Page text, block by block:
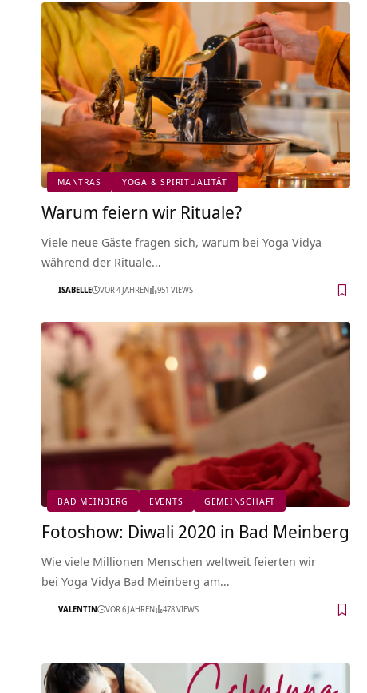
MANTRAS YOGA & SPIRITUALITÄT
Warum feiern wir Rituale?
Viele neue Gäste fragen sich, warum bei Yoga Vidya
während der Rituale…
ISABELLE VOR 4 JAHREN 951 VIEWS
BAD MEINBERG EVENTS GEMEINSCHAFT
Fotoshow: Diwali 2020 in Bad Meinberg
Wie viele Millionen Menschen weltweit feierten wir
bei Yoga Vidya Bad Meinberg am…
VALENTIN VOR 6 JAHREN 478 VIEWS